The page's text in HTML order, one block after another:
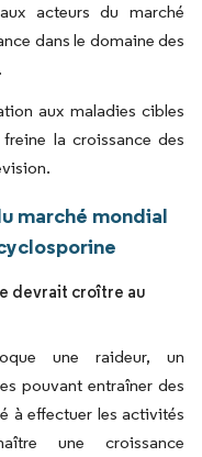
acteurs du marché
dans le domaine des
aux maladies cibles
la croissance des
marché mondial
devrait croître au
une raideur, un
pouvant entraîner des
à effectuer les activités
une croissance